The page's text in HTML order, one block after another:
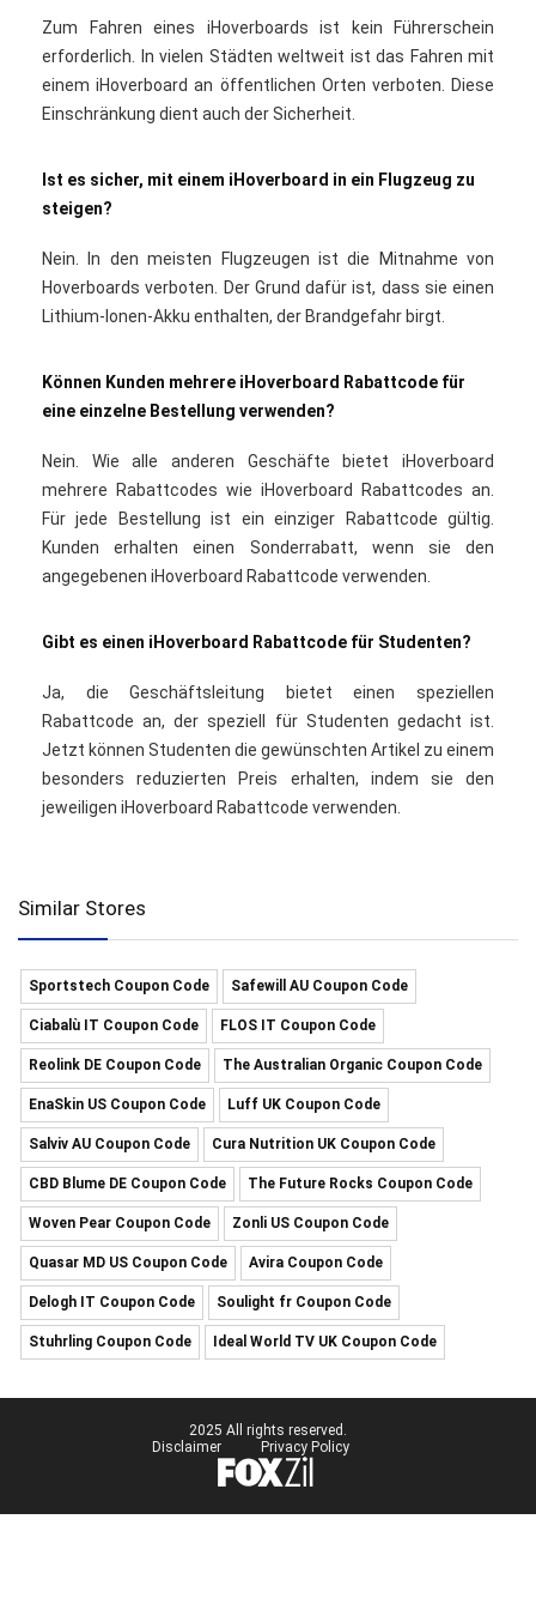
Zum Fahren eines iHoverboards ist kein Führerschein
erforderlich. In vielen Städten weltweit ist das Fahren mit
einem iHoverboard an öffentlichen Orten verboten. Diese
Einschränkung dient auch der Sicherheit.
Ist es sicher, mit einem iHoverboard in ein Flugzeug zu
steigen?
Nein. In den meisten Flugzeugen ist die Mitnahme von
Hoverboards verboten. Der Grund dafür ist, dass sie einen
Lithium-Ionen-Akku enthalten, der Brandgefahr birgt.
Können Kunden mehrere iHoverboard Rabattcode für
eine einzelne Bestellung verwenden?
Nein. Wie alle anderen Geschäfte bietet iHoverboard
mehrere Rabattcodes wie iHoverboard Rabattcodes an.
Für jede Bestellung ist ein einziger Rabattcode gültig.
Kunden erhalten einen Sonderrabatt, wenn sie den
angegebenen iHoverboard Rabattcode verwenden.
Gibt es einen iHoverboard Rabattcode für Studenten?
Ja, die Geschäftsleitung bietet einen speziellen
Rabattcode an, der speziell für Studenten gedacht ist.
Jetzt können Studenten die gewünschten Artikel zu einem
besonders reduzierten Preis erhalten, indem sie den
jeweiligen iHoverboard Rabattcode verwenden.
Similar Stores
Sportstech Coupon Code Safewill AU Coupon Code
Ciabalù IT Coupon Code FLOS IT Coupon Code
Reolink DE Coupon Code The Australian Organic Coupon Code
EnaSkin US Coupon Code Luff UK Coupon Code
Salviv AU Coupon Code Cura Nutrition UK Coupon Code
CBD Blume DE Coupon Code The Future Rocks Coupon Code
Woven Pear Coupon Code Zonli US Coupon Code
Quasar MD US Coupon Code Avira Coupon Code
Delogh IT Coupon Code Soulight fr Coupon Code
Stuhrling Coupon Code Ideal World TV UK Coupon Code
2025 All rights reserved.
Disclaimer
Privacy Policy